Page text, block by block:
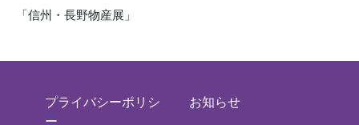
「信州・長野物産展」
プライバシーポリシ
ー
お知らせ